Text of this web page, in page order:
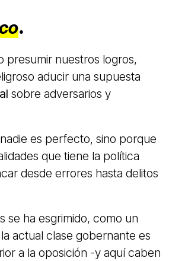
.
presumir nuestros logros,
aducir una supuesta
sobre adversarios y
es perfecto, sino porque
que tiene la política
desde errores hasta delitos
se ha esgrimido, como un
actual clase gobernante es
a la oposición -y aquí caben